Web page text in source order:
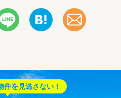
件を見逃さない！